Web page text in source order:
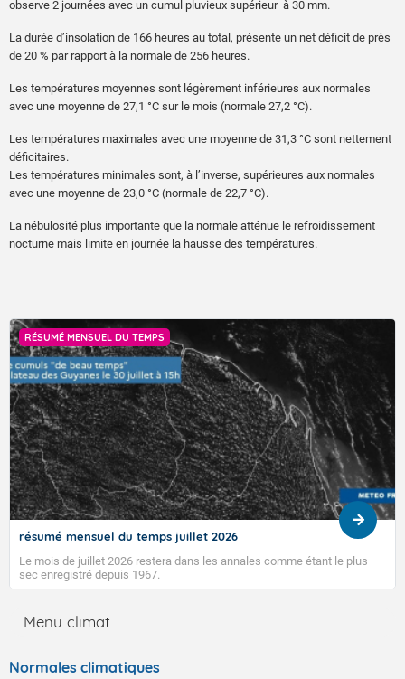
observe 2 journées avec un cumul pluvieux supérieur à 30 mm.
La durée d’insolation de 166 heures au total, présente un net déficit de près
de 20 % par rapport à la normale de 256 heures.
Les températures moyennes sont légèrement inférieures aux normales
avec une moyenne de 27,1 °C sur le mois (normale 27,2 °C).
Les températures maximales avec une moyenne de 31,3 °C sont nettement
déficitaires.
Les températures minimales sont, à l’inverse, supérieures aux normales
avec une moyenne de 23,0 °C (normale de 22,7 °C).
La nébulosité plus importante que la normale atténue le refroidissement
nocturne mais limite en journée la hausse des températures.
RÉSUMÉ MENSUEL DU TEMPS
résumé mensuel du temps juillet 2026
Le mois de juillet 2026 restera dans les annales comme étant le plus
sec enregistré depuis 1967.
Menu climat
Normales climatiques